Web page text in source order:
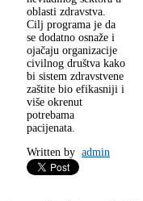
oblasti zdravstva.
Cilj programa je da
se dodatno osnaže i
ojačaju organizacije
civilnog društva kako
bi sistem zdravstvene
zaštite bio efikasniji i
više okrenut
potrebama
pacijenata.
Written by admin